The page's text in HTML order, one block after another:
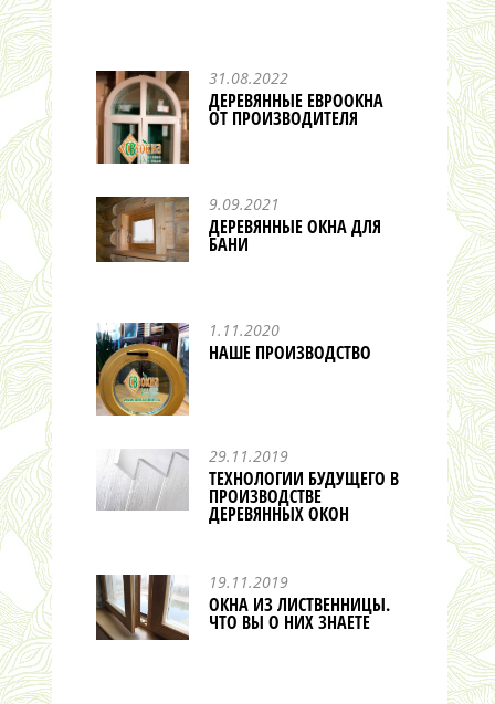
31.08.2022
ДЕРЕВЯННЫЕ ЕВРООКНА
ОТ ПРОИЗВОДИТЕЛЯ
9.09.2021
ДЕРЕВЯННЫЕ ОКНА ДЛЯ
БАНИ
1.11.2020
НАШЕ ПРОИЗВОДСТВО
29.11.2019
ТЕХНОЛОГИИ БУДУЩЕГО В
ПРОИЗВОДСТВЕ
ДЕРЕВЯННЫХ ОКОН
19.11.2019
ОКНА ИЗ ЛИСТВЕННИЦЫ.
ЧТО ВЫ О НИХ ЗНАЕТЕ